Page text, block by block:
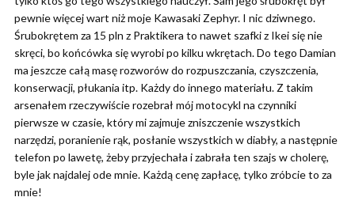
pewnie więcej wart niż moje Kawasaki Zephyr. I nic dziwnego.
Śrubokrętem za 15 pln z Praktikera to nawet szafki z Ikei się nie
skręci, bo końcówka się wyrobi po kilku wkrętach. Do tego Damian
ma jeszcze całą masę rozworów do rozpuszczania, czyszczenia,
konserwacji, płukania itp. Każdy do innego materiału. Z takim
arsenałem rzeczywiście rozebrał mój motocykl na czynniki
pierwsze w czasie, który mi zajmuje zniszczenie wszystkich
narzędzi, poranienie rąk, posłanie wszystkich w diabły, a następnie
telefon po lawetę, żeby przyjechała i zabrała ten szajs w cholerę,
byle jak najdalej ode mnie. Każdą cenę zapłacę, tylko zróbcie to za
mnie!